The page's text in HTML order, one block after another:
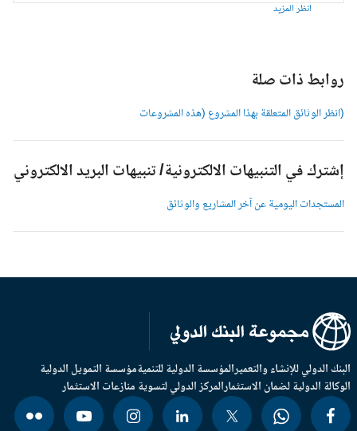
انظر المزيد
روابط ذات صلة
(انظر الوثائق المتعلقة بهذا المشروع (هذه المشروعات
إشترك في التنبيهات الالكترونية/ تنبيهات البريد الالكتروني
المستجدات اليومية عن آخر المشاريع والوثائق
الدولي للإنشاء والتعميرالمؤسسة الدولية للتنميةمؤسسة التمويل الدولية
الدولية لضمان الاستثمارالمركز الدولي لتسوية منازعات الاستثمار